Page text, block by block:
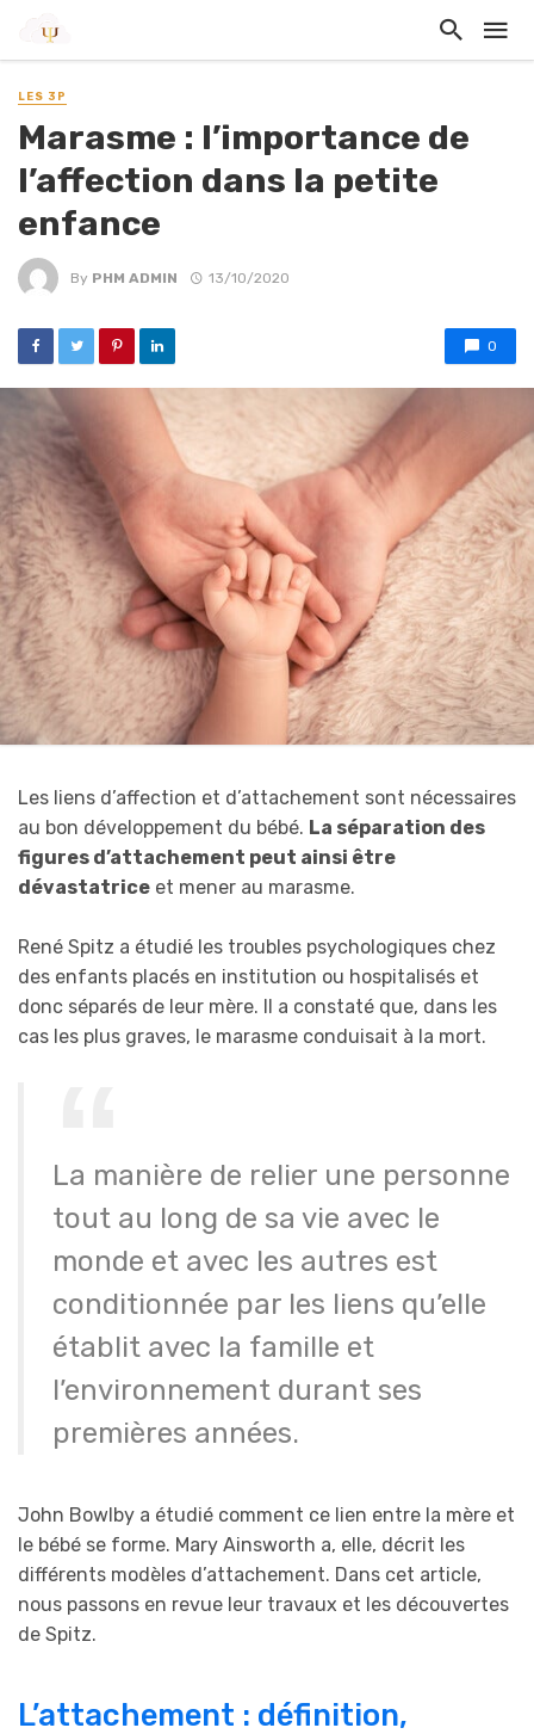
LES 3P
Marasme : l’importance de
l’affection dans la petite
enfance
By PHM ADMIN 13/10/2020
0
Les liens d’affection et d’attachement sont nécessaires
au bon développement du bébé. La séparation des
figures d’attachement peut ainsi être
dévastatrice et mener au marasme.
René Spitz a étudié les troubles psychologiques chez
des enfants placés en institution ou hospitalisés et
donc séparés de leur mère. Il a constaté que, dans les
cas les plus graves, le marasme conduisait à la mort.
La manière de relier une personne
tout au long de sa vie avec le
monde et avec les autres est
conditionnée par les liens qu’elle
établit avec la famille et
l’environnement durant ses
premières années.
John Bowlby a étudié comment ce lien entre la mère et
le bébé se forme. Mary Ainsworth a, elle, décrit les
différents modèles d’attachement. Dans cet article,
nous passons en revue leur travaux et les découvertes
de Spitz.
L’attachement : définition,